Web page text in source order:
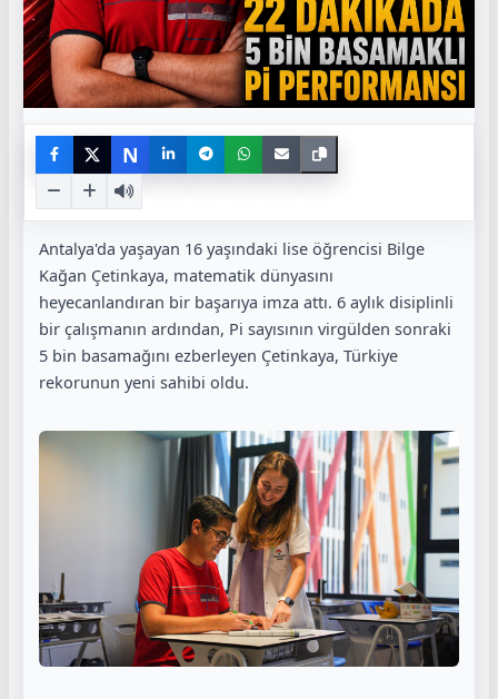
N
Antalya'da yaşayan 16 yaşındaki lise öğrencisi Bilge
Kağan Çetinkaya, matematik dünyasını
heyecanlandıran bir başarıya imza attı. 6 aylık disiplinli
bir çalışmanın ardından, Pi sayısının virgülden sonraki
5 bin basamağını ezberleyen Çetinkaya, Türkiye
rekorunun yeni sahibi oldu.